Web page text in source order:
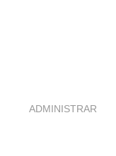
ADMINISTRAR